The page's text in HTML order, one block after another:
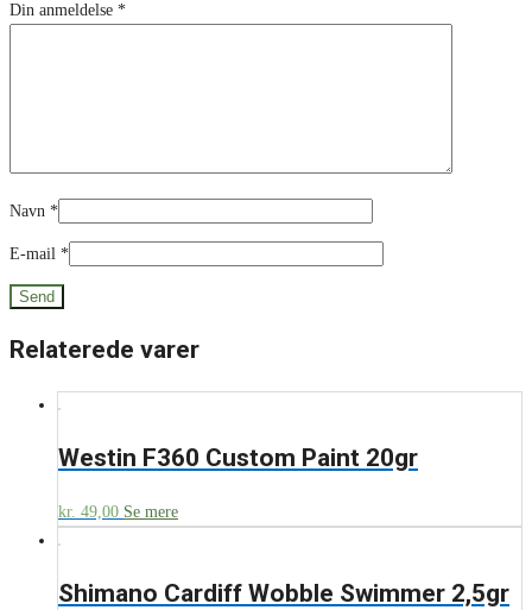
Din anmeldelse *
Navn *
E-mail *
Relaterede varer
Westin F360 Custom Paint 20gr
kr. 49,00 Se mere
Shimano Cardiff Wobble Swimmer 2,5gr